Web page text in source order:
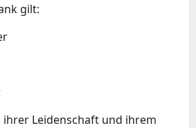
gilt:
ihrer Leidenschaft und ihrem